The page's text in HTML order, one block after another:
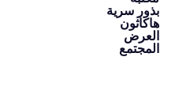
بذور سرية
هاكاثون
العرض
المجتمع